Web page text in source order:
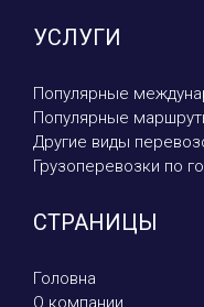
УСЛУГИ
Популярные
Популярные
Другие виды
Грузоперевозки по
СТРАНИЦЫ
Головна
О компании